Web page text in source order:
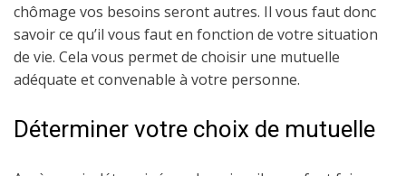
chômage vos besoins seront autres. Il vous faut donc
savoir ce qu’il vous faut en fonction de votre situation
de vie. Cela vous permet de choisir une mutuelle
adéquate et convenable à votre personne.
Déterminer votre choix de mutuelle